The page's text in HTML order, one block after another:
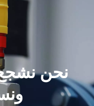
نحن نشجع